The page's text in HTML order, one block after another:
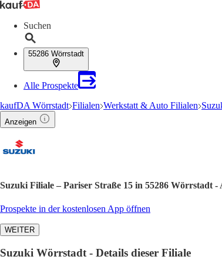
Suchen
55286 Wörrstadt
Alle Prospekte
kaufDA Wörrstadt Filialen Werkstatt & Auto Filialen
Anzeigen
Suzuki Filiale – Pariser Straße 15 in 55286 Wörrstadt -
Prospekte in der kostenlosen App öffnen
WEITER
Suzuki Wörrstadt - Details dieser Filiale